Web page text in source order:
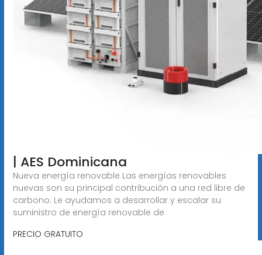
| AES Dominicana
Nueva energía renovable Las energías renovables
nuevas son su principal contribución a una red libre de
carbono. Le ayudamos a desarrollar y escalar su
suministro de energía renovable de
PRECIO GRATUITO